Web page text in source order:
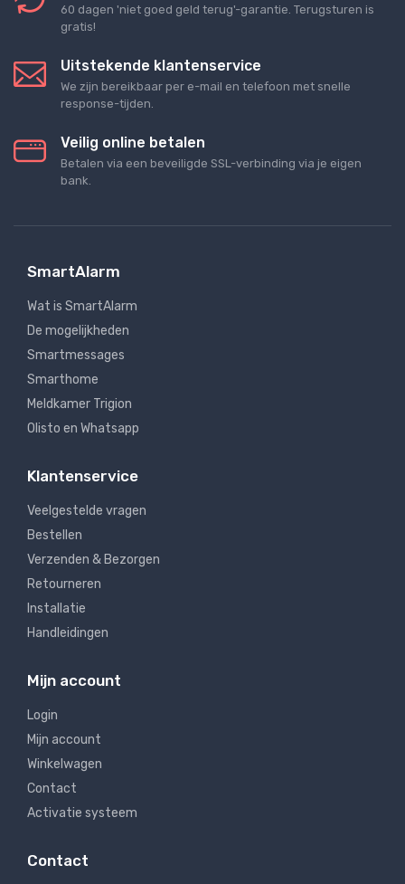
60 dagen 'niet goed geld terug'-garantie. Terugsturen is
gratis!
Uitstekende klantenservice
We zijn bereikbaar per e-mail en telefoon met snelle
response-tijden.
Veilig online betalen
Betalen via een beveiligde SSL-verbinding via je eigen
bank.
SmartAlarm
Wat is SmartAlarm
De mogelijkheden
Smartmessages
Smarthome
Meldkamer Trigion
Olisto en Whatsapp
Klantenservice
Veelgestelde vragen
Bestellen
Verzenden & Bezorgen
Retourneren
Installatie
Handleidingen
Mijn account
Login
Mijn account
Winkelwagen
Contact
Activatie systeem
Contact